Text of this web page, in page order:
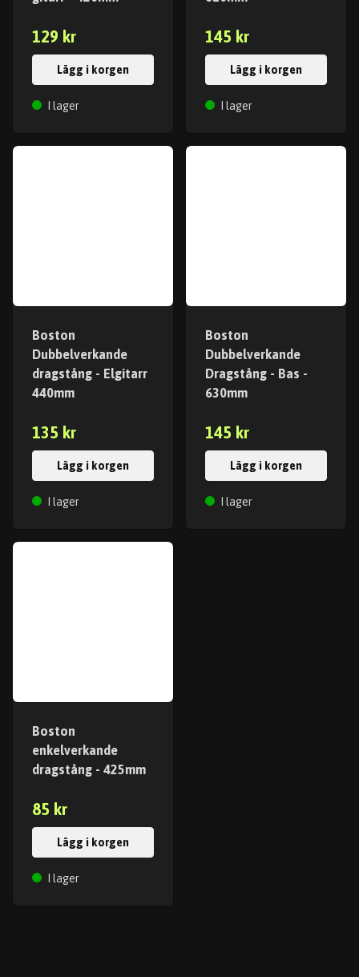
129 kr
Lägg i korgen
I lager
145 kr
Lägg i korgen
I lager
Boston
Dubbelverkande
dragstång - Elgitarr
440mm
135 kr
Lägg i korgen
I lager
Boston
Dubbelverkande
Dragstång - Bas -
630mm
145 kr
Lägg i korgen
I lager
Boston
enkelverkande
dragstång - 425mm
85 kr
Lägg i korgen
I lager